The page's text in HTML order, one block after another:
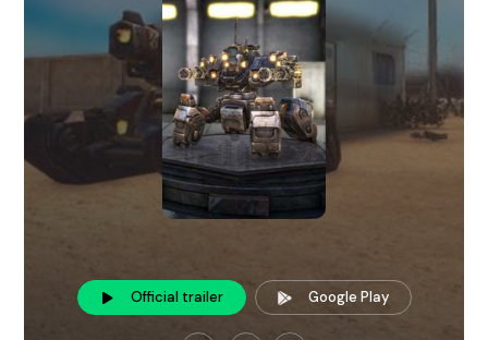
Official trailer Google Play